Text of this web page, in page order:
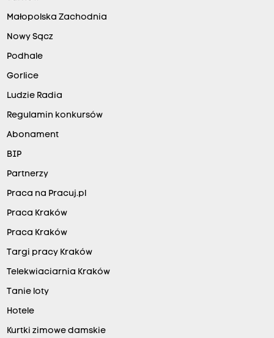
Małopolska Zachodnia
Nowy Sącz
Podhale
Gorlice
Ludzie Radia
Regulamin konkursów
Abonament
BIP
Partnerzy
Praca na Pracuj.pl
Praca Kraków
Praca Kraków
Targi pracy Kraków
Telekwiaciarnia Kraków
Tanie loty
Hotele
Kurtki zimowe damskie